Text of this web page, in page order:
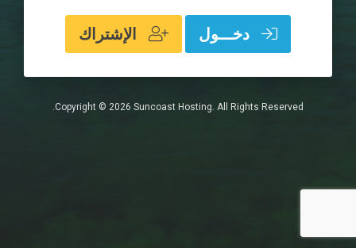
دخـــول الإشتراك
Copyright © 2026 Suncoast Hosting. All Rights Reserved.